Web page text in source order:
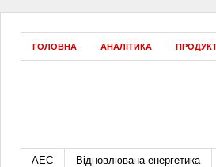
ГОЛОВНА АНАЛІТИКА
АЕС Відновлювана енергетика